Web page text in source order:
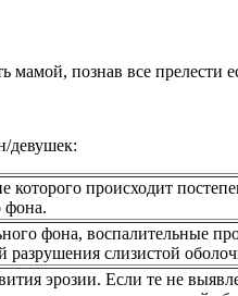
познав все прелести
девушек:
происходит
фона.
фона, воспалительные
разрушения слизистой
эрозии. Если те не